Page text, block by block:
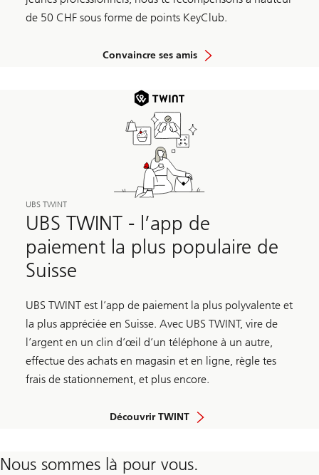
de 50 CHF sous forme de points KeyClub.
Convaincre ses amis
UBS TWINT
UBS TWINT - l’app de
paiement la plus populaire de
Suisse
UBS TWINT est l’app de paiement la plus polyvalente et
la plus appréciée en Suisse. Avec UBS TWINT, vire de
l’argent en un clin d’œil d’un téléphone à un autre,
effectue des achats en magasin et en ligne, règle tes
frais de stationnement, et plus encore.
Découvrir TWINT
Nous sommes là pour vous.